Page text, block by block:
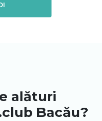
alături
Bacău?